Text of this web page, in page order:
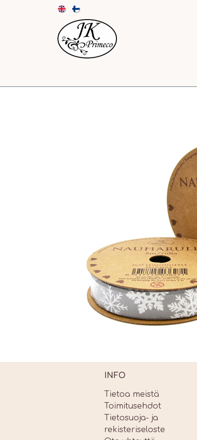
INFO
Tietoa meistä
Toimitusehdot
Tietosuoja- ja
rekisteriseloste